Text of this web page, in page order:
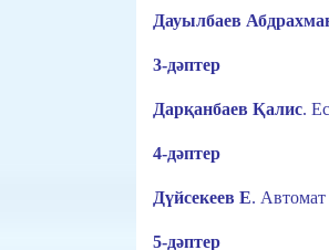
Дауылбаев
3-дәптер
Дарқанбаев Қалис.
4-дәптер
Дүйсекеев Е. Автомат
5-дәптер